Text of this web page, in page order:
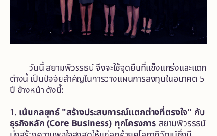
วันนี้ สยามพิวรรธน์ จึงจะใช้จุดยืนที่แข็งแกร่งและแตก
ต่างนี้ เป็นปัจจัยสำคัญในการวางแผนการลงทุนในอนาคต 5
ปี ข้างหน้า ดังนี้:
1. เน้นกลยุทธ์ "สร้างประสบการณ์แตกต่างที่ตรงใจ" กับ
ธุรกิจหลัก (Core Business) ทุกโครงการ สยามพิวรรธน์